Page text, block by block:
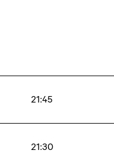
21:45
21:30